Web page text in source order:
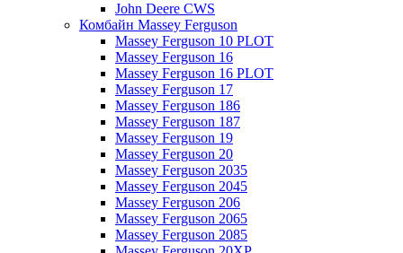
John Deere CWS
Комбайн Massey Ferguson
Massey Ferguson 10 PLOT
Massey Ferguson 16
Massey Ferguson 16 PLOT
Massey Ferguson 17
Massey Ferguson 186
Massey Ferguson 187
Massey Ferguson 19
Massey Ferguson 20
Massey Ferguson 2035
Massey Ferguson 2045
Massey Ferguson 206
Massey Ferguson 2065
Massey Ferguson 2085